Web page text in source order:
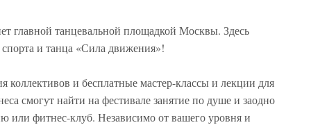
главной танцевальной площадкой Москвы. Здесь
и танца «Сила движения»!
коллективов и бесплатные мастер-классы и лекции для
смогут найти на фестивале занятие по душе и заодно
или фитнес-клуб. Независимо от вашего уровня и